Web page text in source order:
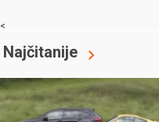
<
Najčitanije